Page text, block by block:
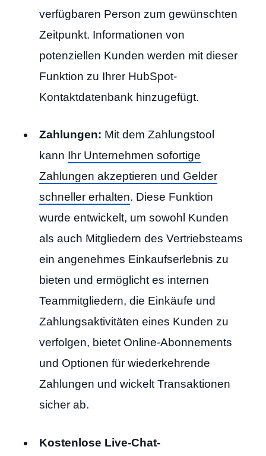
verfügbaren Person zum gewünschten
Zeitpunkt. Informationen von
potenziellen Kunden werden mit dieser
Funktion zu Ihrer HubSpot-
Kontaktdatenbank hinzugefügt.
Zahlungen: Mit dem Zahlungstool
kann Ihr Unternehmen sofortige
Zahlungen akzeptieren und Gelder
schneller erhalten. Diese Funktion
wurde entwickelt, um sowohl Kunden
als auch Mitgliedern des Vertriebsteams
ein angenehmes Einkaufserlebnis zu
bieten und ermöglicht es internen
Teammitgliedern, die Einkäufe und
Zahlungsaktivitäten eines Kunden zu
verfolgen, bietet Online-Abonnements
und Optionen für wiederkehrende
Zahlungen und wickelt Transaktionen
sicher ab.
Kostenlose Live-Chat-